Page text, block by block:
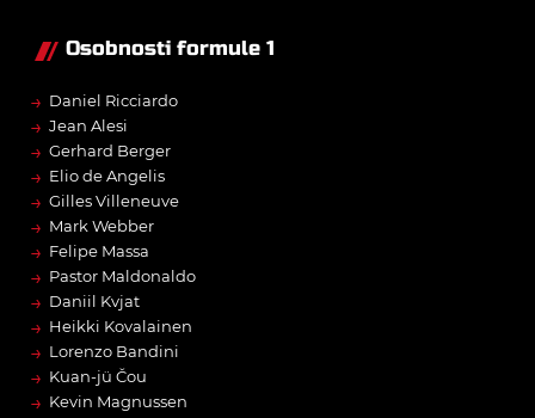
Osobnosti formule 1
→ Daniel Ricciardo
→ Jean Alesi
→ Gerhard Berger
→ Elio de Angelis
→ Gilles Villeneuve
→ Mark Webber
→ Felipe Massa
→ Pastor Maldonaldo
→ Daniil Kvjat
→ Heikki Kovalainen
→ Lorenzo Bandini
→ Kuan-jü Čou
→ Kevin Magnussen